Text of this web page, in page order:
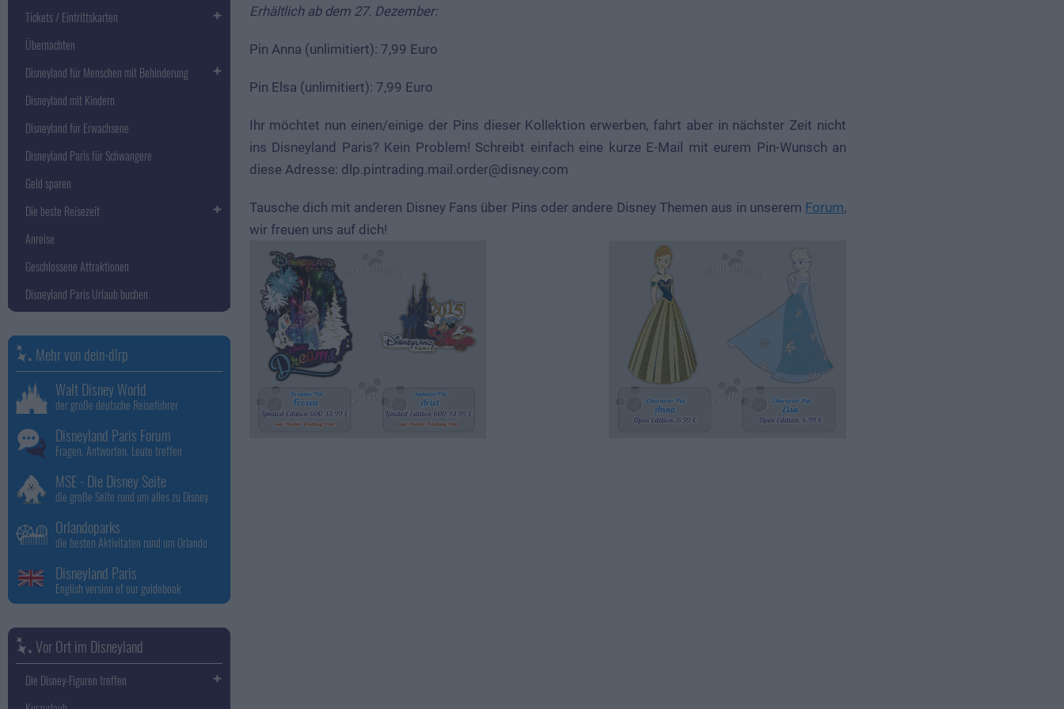
Erhältlich ab dem 27. Dezember:
Pin Anna (unlimitiert): 7,99 Euro
Pin Elsa (unlimitiert): 7,99 Euro
Ihr möchtet nun einen/einige der Pins dieser Kollektion erwerben, fahrt aber in nächster Zeit nicht
ins Disneyland Paris? Kein Problem! Schreibt einfach eine kurze E-Mail mit eurem Pin-Wunsch an
diese Adresse: dlp.pintrading.mail.order@disney.com
Tausche dich mit anderen Disney Fans über Pins oder andere Disney Themen aus in unserem Forum,
wir freuen uns auf dich!
Tickets / Eintrittskarten
Übernachten
Disneyland für Menschen mit Behinderung
Disneyland mit Kindern
Disneyland für Erwachsene
Disneyland Paris für Schwangere
Geld sparen
Die beste Reisezeit
Anreise
Geschlossene Attraktionen
Disneyland Paris Urlaub buchen
Mehr von dein-dlrp
Walt Disney World
der große deutsche Reiseführer
Disneyland Paris Forum
Fragen, Antworten, Leute treffen
MSE - Die Disney Seite
die große Seite rund um alles zu Disney
Orlandoparks
die besten Aktivitäten rund um Orlando
Disneyland Paris
English version of our guidebook
Vor Ort im Disneyland
Die Disney-Figuren treffen